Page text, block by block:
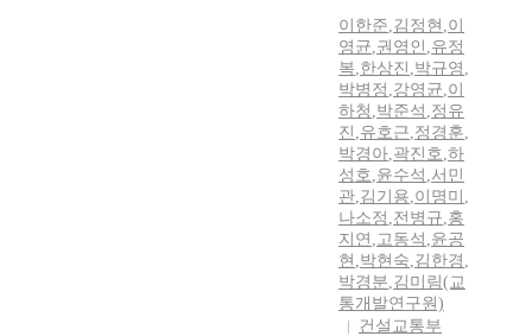
이한준,김정현 ,이
영균,권영인 ,유정
복,한상진 ,박규영 ,
박병정 ,강영균,이
하청 ,박준석 ,정유
진 ,유호근,정경훈,
박경아,곽진호,하
성호,윤수석 ,서민
관,김기용,이명미 ,
나소정 ,전병규,홍
지연 ,고동석 ,윤공
현 ,박현숙,김한경 ,
박경분,김미림(교
통개발연구원)
건설교통부